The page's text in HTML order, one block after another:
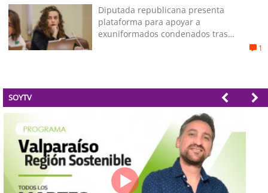
Diputada republicana presenta
plataforma para apoyar a
exuniformados condenados tras
1
SOYTV